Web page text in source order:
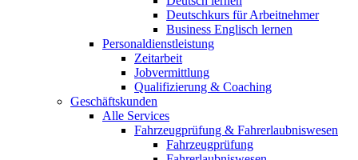
Deutschkurs für Arbeitnehmer
Business Englisch lernen
Personaldienstleistung
Zeitarbeit
Jobvermittlung
Qualifizierung & Coaching
Geschäftskunden
Alle Services
Fahrzeugprüfung & Fahrerlaubniswesen
Fahrzeugprüfung